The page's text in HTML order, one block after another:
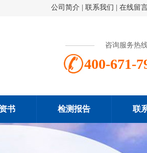
公司简介 联系我们 在线留
咨询服务热
400-671-
书 检测报告 联